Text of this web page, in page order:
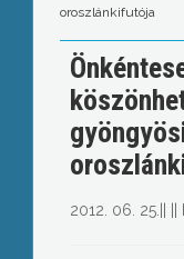
oroszlánkifutója
2012. 06. 25.